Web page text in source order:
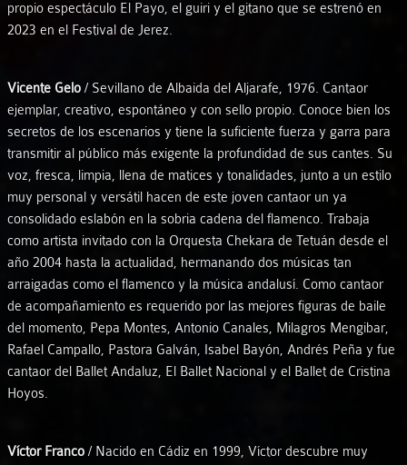
propio espectáculo El Payo, el guiri y el gitano que se estrenó en
2023 en el Festival de Jerez.
Vicente Gelo / Sevillano de Albaida del Aljarafe, 1976. Cantaor
ejemplar, creativo, espontáneo y con sello propio. Conoce bien los
secretos de los escenarios y tiene la suficiente fuerza y garra para
transmitir al público más exigente la profundidad de sus cantes. Su
voz, fresca, limpia, llena de matices y tonalidades, junto a un estilo
muy personal y versátil hacen de este joven cantaor un ya
consolidado eslabón en la sobria cadena del flamenco. Trabaja
como artista invitado con la Orquesta Chekara de Tetuán desde el
año 2004 hasta la actualidad, hermanando dos músicas tan
arraigadas como el flamenco y la música andalusí. Como cantaor
de acompañamiento es requerido por las mejores figuras de baile
del momento, Pepa Montes, Antonio Canales, Milagros Mengibar,
Rafael Campallo, Pastora Galván, Isabel Bayón, Andrés Peña y fue
cantaor del Ballet Andaluz, El Ballet Nacional y el Ballet de Cristina
Hoyos.
Víctor Franco / Nacido en Cádiz en 1999, Víctor descubre muy